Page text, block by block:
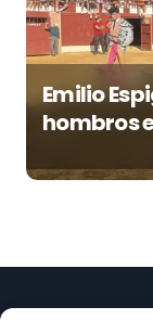
Emilio
hombros
la Feria